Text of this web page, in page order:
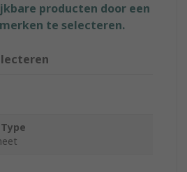
producten door een
te selecteren.